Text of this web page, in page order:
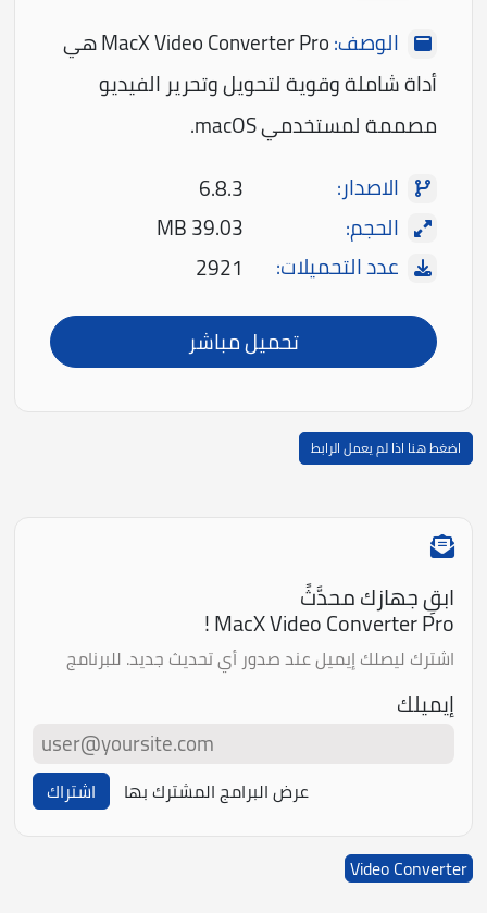
الوصف:
MacX Video Converter Pro هي
أداة شاملة وقوية لتحويل وتحرير الفيديو
مصممة لمستخدمي macOS.
الاصدار:
6.8.3
الحجم:
39.03 MB
عدد التحميلات:
2921
تحميل مباشر
اضغط هنا اذا لم يعمل الرابط
ابقِ جهازك محدَّثً
MacX Video Converter Pro !
اشترك ليصلك إيميل عند صدور أي تحديث جديد. للبرنامج
إيميلك
عرض البرامج المشترك بها اشتراك
Video Converter